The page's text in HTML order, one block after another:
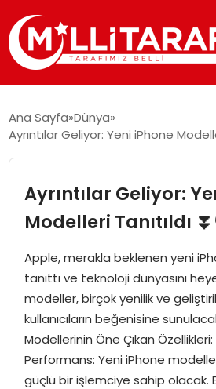
ÖZEL SAYFALAR
TEKNOLOJI
EKONOMI
SPOR
SIYASET
MAGAZIN
Ana Sayfa Dünya
Ayrıntılar Geliyor: Yeni iPhone
Ayrıntılar Geliyor:
Modelleri Tanıtıldı
Apple, merakla beklenen yeni
tanıttı ve teknoloji dünyasını
modeller, birçok yenilik ve
kullanıcıların beğenisine
Modellerinin Öne Çıkan
Performans: Yeni iPhone
güçlü bir işlemciye sahip olacak.